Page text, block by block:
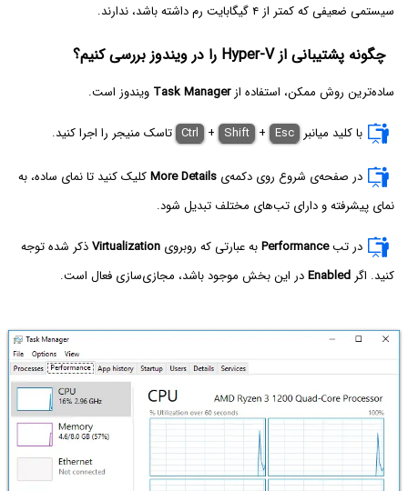
سیستمی ضعیفی که کمتر از ۴ گیگابایت رم داشته باشد، ندارند.
چگونه پشتیبانی از Hyper-V‌ را در ویندوز بررسی کنیم؟
ساده‌ترین روش ممکن، استفاده ازTask Manager ویندوز است.
با کلید میانبر Ctrl + Shift + Esc تاسک منیجر را اجرا کنید.
در صفحه‌ی شروع روی دکمه‌ی More Detailsکلیک کنید تا نمای ساده، به
نمای پیشرفته و دارای تب‌های مختلف تبدیل شود.
در تبPerformanceبه عبارتی که روبروی Virtualizationذکر شده توجه
کنید. اگر Enabledدر این بخش موجود باشد، مجازی‌سازی فعال است.